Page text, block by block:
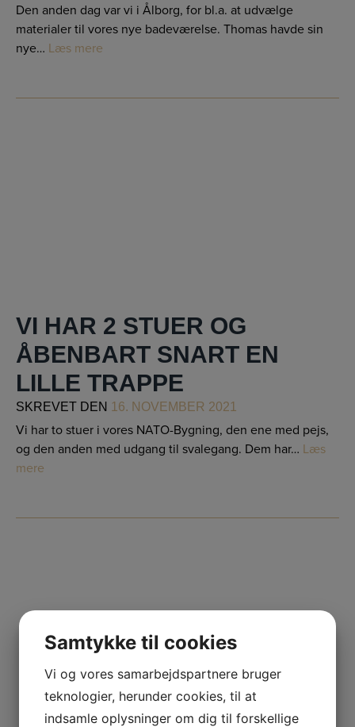
Den anden dag var vi i Ålborg, for bl.a. at udvælge
materialer til vores nye badeværelse. Thomas havde sin
nye… Læs mere
VI HAR 2 STUER OG
ÅBENBART SNART EN
LILLE TRAPPE
SKREVET DEN 16. NOVEMBER 2021
Vi har to stuer i vores NATO-Bygning, den ene med pejs,
og den anden med udgang til svalegang. Dem har… Læs
mere
Samtykke til cookies
Vi og vores samarbejdspartnere bruger
teknologier, herunder cookies, til at
indsamle oplysninger om dig til forskellige